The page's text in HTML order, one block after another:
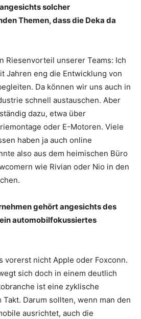
solcher
Themen, dass die Deka da
Riesenvorteil unserer Teams: Ich
Jahren eng die Entwicklung von
Da können wir uns auch in
schnell austauschen. Aber
dazu, etwa über
oder E-Motoren. Viele
haben ja auch online
also aus dem heimischen Büro
wie Rivian oder Nio in den
gehört angesichts des
automobilfokussiertes
vorerst nicht Apple oder Foxconn.
sich doch in einem deutlich
ist eine zyklische
Darum sollten, wenn man den
ausrichtet, auch die